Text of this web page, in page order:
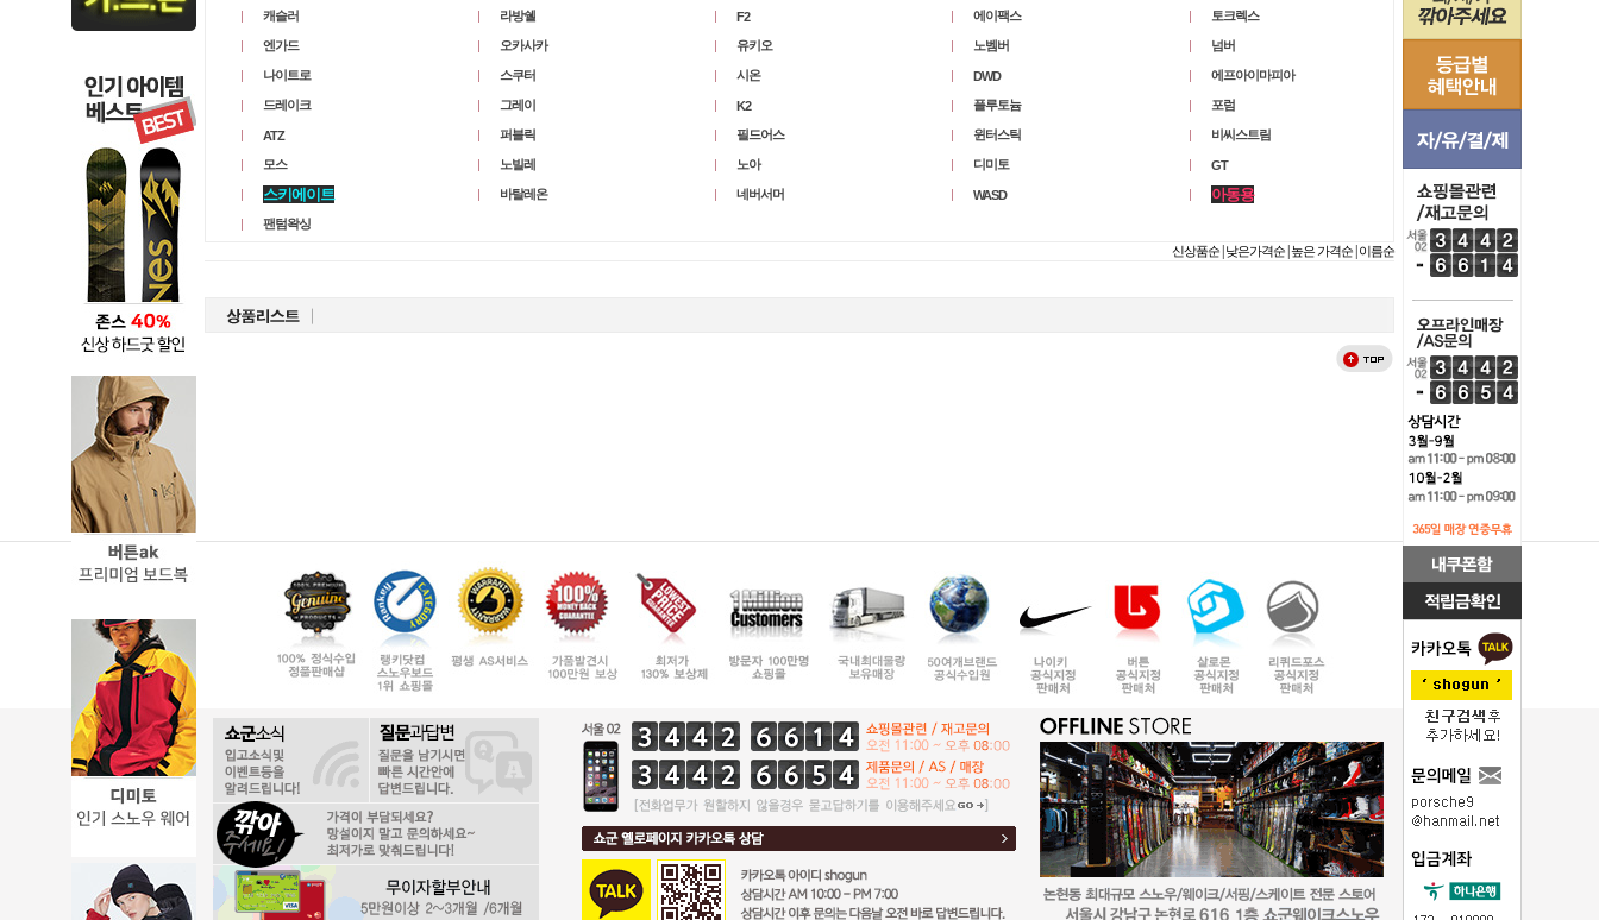
캐슬러
라방쉘 F2 에이팩스 토크렉스
엔가드 오카사카 유키오 노벰버 넘버
나이트로 스쿠터 시온 DWD 에프아이마피아
드레이크 그레이 K2 플루토늄 포럼
ATZ 퍼블릭 필드어스 윈터스틱 비씨스트림
모스 노빌레 노아 디미토 GT
스키에이트 바탈레온 네버서머 WASD 아동용
팬텀왁싱
신상품순 낮은가격순 높은 가격순 이름순